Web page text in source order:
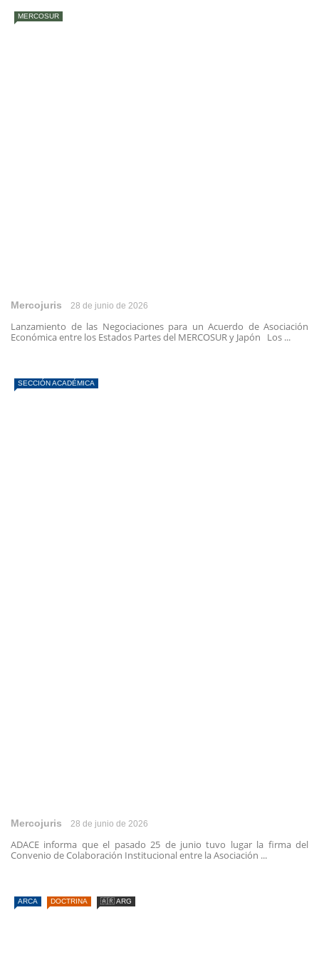
MERCOSUR
Mercojuris 28 de junio de 2026
Lanzamiento de las Negociaciones para un Acuerdo de Asociación
Económica entre los Estados Partes del MERCOSUR y Japón Los ...
SECCIÓN ACADÉMICA
Mercojuris 28 de junio de 2026
ADACE informa que el pasado 25 de junio tuvo lugar la firma del
Convenio de Colaboración Institucional entre la Asociación ...
ARCA DOCTRINA 🇦🇷 ARG